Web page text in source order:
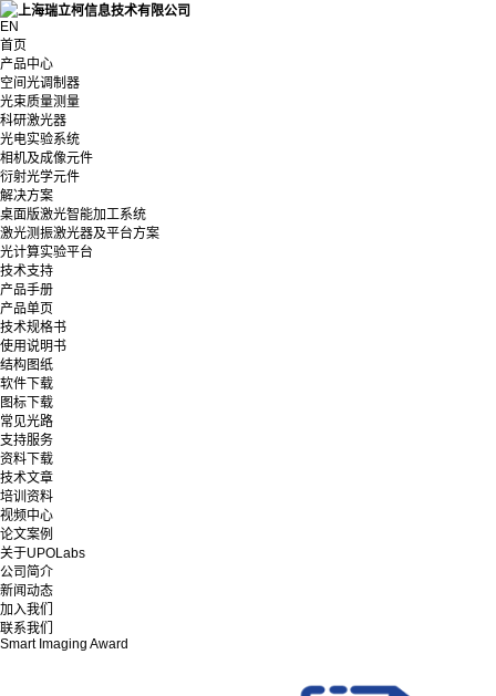
EN
首页
产品中心
空间光调制器
光束质量测量
科研激光器
光电实验系统
相机及成像元件
衍射光学元件
解决方案
桌面版激光智能加工系统
激光测振激光器及平台方案
光计算实验平台
技术支持
产品手册
产品单页
技术规格书
使用说明书
结构图纸
软件下载
图标下载
常见光路
支持服务
资料下载
技术文章
培训资料
视频中心
论文案例
关于UPOLabs
公司简介
新闻动态
加入我们
联系我们
Smart Imaging Award